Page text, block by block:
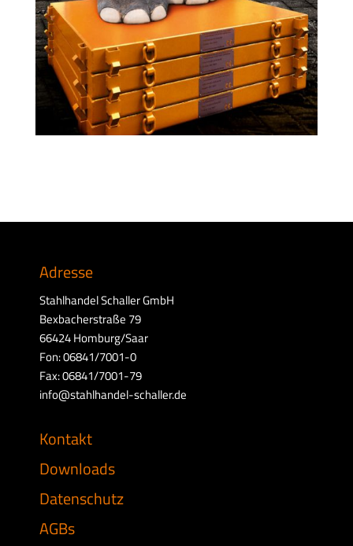
Adresse
Stahlhandel Schaller GmbH
Bexbacherstraße 79
66424 Homburg/Saar
Fon: 06841/7001-0
Fax: 06841/7001-79
info@stahlhandel-schaller.de
Kontakt
Downloads
Datenschutz
AGBs